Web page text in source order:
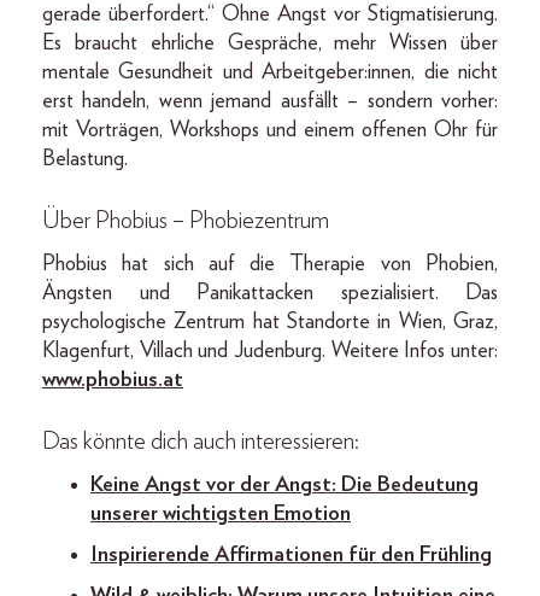
gerade überfordert.“ Ohne Angst vor Stigmatisierung.
Es braucht ehrliche Gespräche, mehr Wissen über
mentale Gesundheit und Arbeitgeber:innen, die nicht
erst handeln, wenn jemand ausfällt – sondern vorher:
mit Vorträgen, Workshops und einem offenen Ohr für
Belastung.
Über Phobius – Phobiezentrum
Phobius hat sich auf die Therapie von Phobien,
Ängsten und Panikattacken spezialisiert. Das
psychologische Zentrum hat Standorte in Wien, Graz,
Klagenfurt, Villach und Judenburg. Weitere Infos unter:
www.phobius.at
Das könnte dich auch interessieren:
Keine Angst vor der Angst: Die Bedeutung
unserer wichtigsten Emotion
Inspirierende Affirmationen für den Frühling